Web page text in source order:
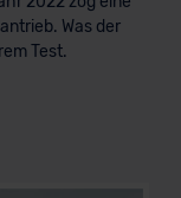
Was der
Test.